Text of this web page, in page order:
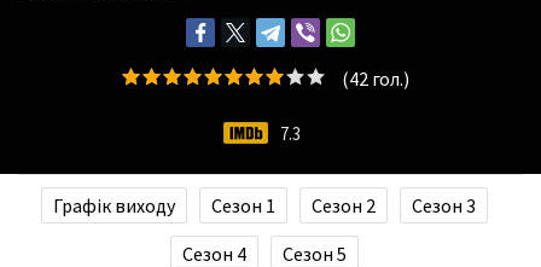
(42гол.)
7.3
Графік виходу Сезон 1 Сезон 2
Сезон 3
Сезон 4
Сезон 5